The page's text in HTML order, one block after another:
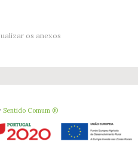
os anexos
Sentido Comum ®